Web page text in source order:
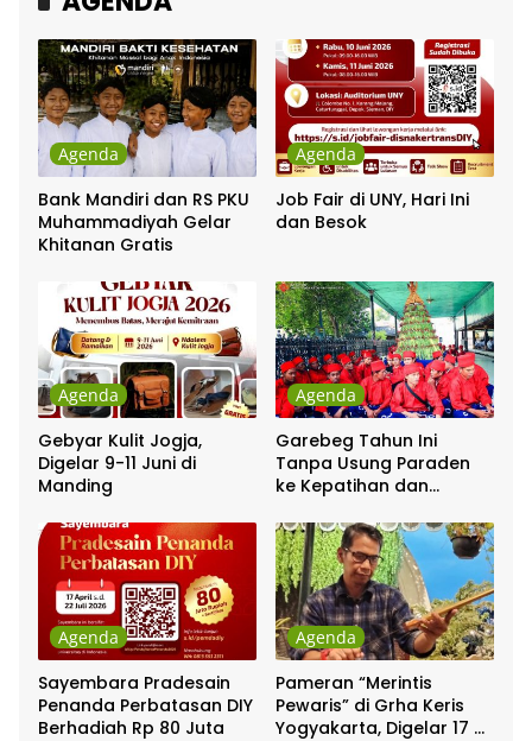
Agenda
Bank Mandiri dan RS PKU
Muhammadiyah Gelar
Khitanan Gratis
Agenda
Job Fair di UNY, Hari Ini
dan Besok
Agenda
Gebyar Kulit Jogja,
Digelar 9-11 Juni di
Manding
Agenda
Garebeg Tahun Ini
Tanpa Usung Paraden
ke Kepatihan dan
Agenda
Sayembara Pradesain
Penanda Perbatasan DIY
Berhadiah Rp 80 Juta
Agenda
Pameran “Merintis
Pewaris” di Grha Keris
Yogyakarta, Digelar 17 –